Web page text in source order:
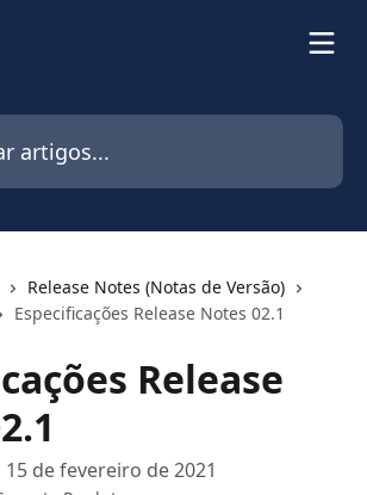
Release Notes (Notas de Versão)
Especificações Release Notes 02.1
Release
de fevereiro de 2021